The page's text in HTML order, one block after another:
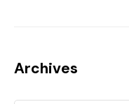
Archives